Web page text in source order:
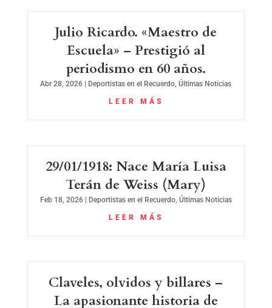
Julio Ricardo. «Maestro de
Escuela» – Prestigió al
periodismo en 60 años.
Abr 28, 2026 | Deportistas en el Recuerdo ,Últimas Noticias
LEER MÁS
29/01/1918: Nace María Luisa
Terán de Weiss (Mary)
Feb 18, 2026| Deportistas en el Recuerdo, Últimas Noticias
LEER MÁS
Claveles, olvidos y billares –
La apasionante historia de